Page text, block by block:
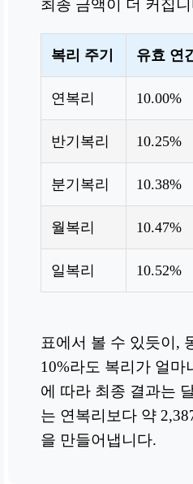
최종 금액이 더 커집
복리 주기 유효 연
연복리 10.00%
반기복리 10.25%
분기복리 10.38%
월복리 10.47%
일복리 10.52%
표에서 볼 수 있듯이,
10%라도 복리가 얼마
에 따라 최종 결과는
는 연복리보다 약
을 만들어냅니다.